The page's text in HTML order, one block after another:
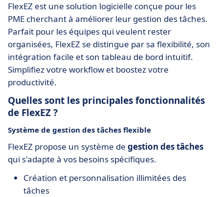
FlexEZ est une solution logicielle conçue pour les
PME cherchant à améliorer leur gestion des tâches.
Parfait pour les équipes qui veulent rester
organisées, FlexEZ se distingue par sa flexibilité, son
intégration facile et son tableau de bord intuitif.
Simplifiez votre workflow et boostez votre
productivité.
Quelles sont les principales fonctionnalités
de FlexEZ ?
Système de gestion des tâches flexible
FlexEZ propose un système de gestion des tâches
qui s'adapte à vos besoins spécifiques.
Création et personnalisation illimitées des
tâches